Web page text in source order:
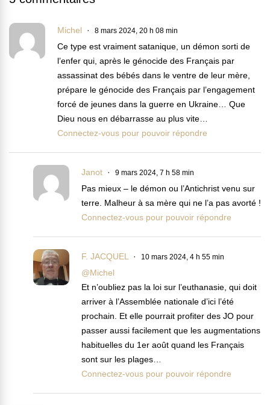
Michel 8 mars 2024, 20 h 08 min
Ce type est vraiment satanique, un démon sorti de
l’enfer qui, après le génocide des Français par
assassinat des bébés dans le ventre de leur mère,
prépare le génocide des Français par l’engagement
forcé de jeunes dans la guerre en Ukraine… Que
Dieu nous en débarrasse au plus vite…
Connectez-vous pour pouvoir répondre
Janot 9 mars 2024, 7 h 58 min
Pas mieux – le démon ou l’Antichrist venu sur
terre. Malheur à sa mère qui ne l’a pas avorté !
Connectez-vous pour pouvoir répondre
F. JACQUEL 10 mars 2024, 4 h 55 min
@Michel
Et n’oubliez pas la loi sur l’euthanasie, qui doit
arriver à l’Assemblée nationale d’ici l’été
prochain. Et elle pourrait profiter des JO pour
passer aussi facilement que les augmentations
habituelles du 1er août quand les Français
sont sur les plages…
Connectez-vous pour pouvoir répondre